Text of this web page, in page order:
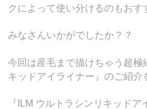
クによって使い分けるのもおす
みなさんいかがでしたか？？
今回は産毛まで描けちゃう超極
キッドアイライナー』のご紹介
『ILM ウルトラシンリキッド